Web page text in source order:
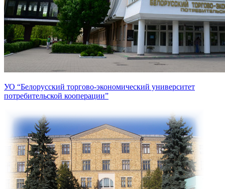
УО “Белорусский торгово-экономический университет
потребительской кооперации”